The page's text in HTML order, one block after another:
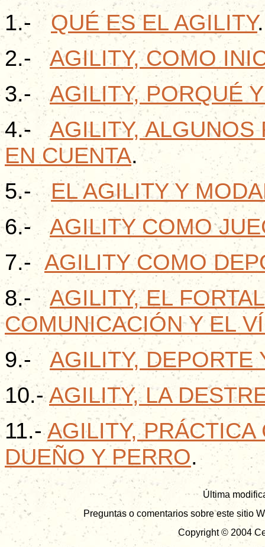
1.- QUÉ ES EL AGILITY.
2.-AGILITY, COMO
3.-AGILITY, PORQUÉ
4.-AGILITY, ALGUNOS
EN CUENTA.
5.-EL AGILITY Y
6.-AGILITY COMO
7.-AGILITY COMO
8.-AGILITY, EL
COMUNICACIÓN Y EL
9.- AGILITY, DEPORTE
10.-AGILITY, LA
11.-AGILITY,
DUEÑO Y PERRO.
Última
Preguntas o comentarios sobre este sitio
Copyright © 2004